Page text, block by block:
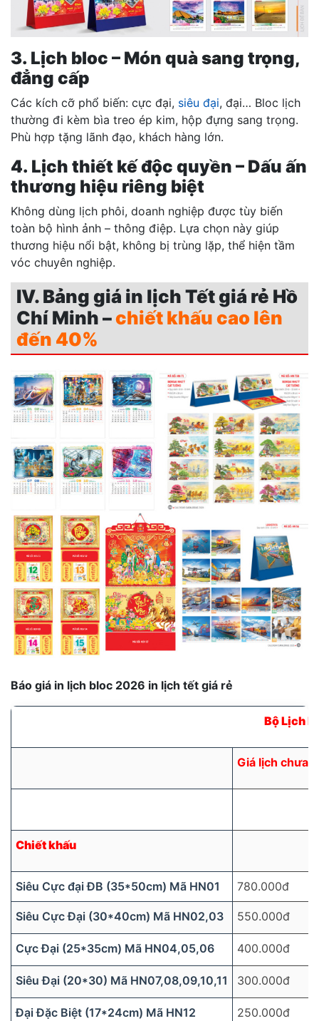
3. Lịch bloc – Món quà sang trọng,
đẳng cấp
Các kích cỡ phổ biến: cực đại, siêu đại, đại… Bloc lịch
thường đi kèm bìa treo ép kim, hộp đựng sang trọng.
Phù hợp tặng lãnh đạo, khách hàng lớn.
4. Lịch thiết kế độc quyền – Dấu ấn
thương hiệu riêng biệt
Không dùng lịch phôi, doanh nghiệp được tùy biến
toàn bộ hình ảnh – thông điệp. Lựa chọn này giúp
thương hiệu nổi bật, không bị trùng lặp, thể hiện tầm
vóc chuyên nghiệp.
IV. Bảng giá in lịch Tết giá rẻ Hồ
Chí Minh –chiết khấu cao lên
đến 40%
Báo giá in lịch bloc 2026 in lịch tết giá rẻ
Bộ Lịch
Giá lịch chưa
Chiết khấu
Siêu Cực đại ĐB (35*50cm) Mã HN01 780.000đ
Siêu Cực Đại (30*40cm) Mã HN02,03 550.000đ
Cực Đại (25*35cm) Mã HN04,05,06 400.000đ
Siêu Đại (20*30) Mã HN07,08,09,10,11 300.000đ
Đại Đặc Biệt (17*24cm) Mã HN12 250.000đ